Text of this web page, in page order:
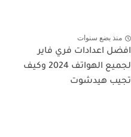
منذ بضع سنوات
افضل اعدادات فري فاير
لجميع الهواتف 2024 وكيف
تجيب هيدشوت